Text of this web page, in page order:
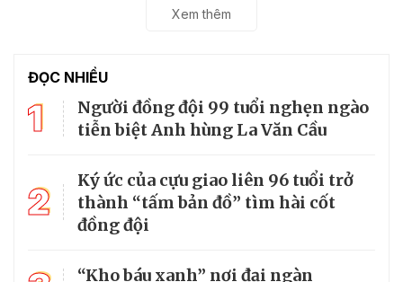
Xem thêm
ĐỌC NHIỀU
1
Người đồng đội 99 tuổi nghẹn ngào
tiễn biệt Anh hùng La Văn Cầu
2
Ký ức của cựu giao liên 96 tuổi trở
thành “tấm bản đồ” tìm hài cốt
đồng đội
“Kho báu xanh” nơi đại ngàn